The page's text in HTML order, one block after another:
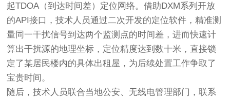
起TDOA（到达时间差）定位网络。借助DXM系列开放
的API接口，技术人员通过二次开发的定位软件，精准测
量同一干扰信号到达两个监测点的时间差，进而快速计
算出干扰源的地理坐标，定位精度达到数十米，直接锁
定了某居民楼内的具体出租屋，为后续处置工作争取了
宝贵时间。
随后，技术人员联合当地公安、无线电管理部门，联系